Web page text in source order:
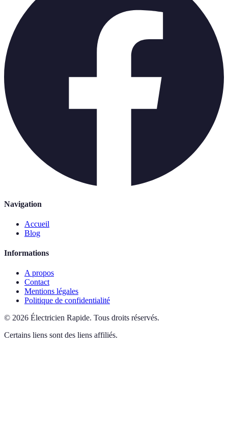
Navigation
Accueil
Blog
Informations
A propos
Contact
Mentions légales
Politique de confidentialité
© 2026 Électricien Rapide. Tous droits réservés.
Certains liens sont des liens affiliés.